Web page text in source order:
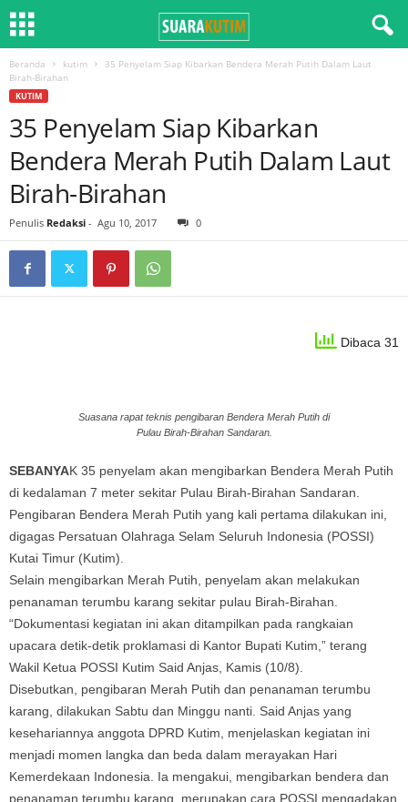
Beranda kutim
35 Penyelam Siap Kibarkan Bendera Merah Putih Dalam Laut
Birah-Birahan
KUTIM
35 Penyelam Siap Kibarkan
Bendera Merah Putih Dalam Laut
Birah-Birahan
Penulis Redaksi - Agu 10, 2017 0
Dibaca 31
Suasana rapat teknis pengibaran Bendera Merah Putih di
Pulau Birah-Birahan Sandaran.
SEBANYAK 35 penyelam akan mengibarkan Bendera Merah Putih
di kedalaman 7 meter sekitar Pulau Birah-Birahan Sandaran.
Pengibaran Bendera Merah Putih yang kali pertama dilakukan ini,
digagas Persatuan Olahraga Selam Seluruh Indonesia (POSSI)
Kutai Timur (Kutim).
Selain mengibarkan Merah Putih, penyelam akan melakukan
penanaman terumbu karang sekitar pulau Birah-Birahan.
“Dokumentasi kegiatan ini akan ditampilkan pada rangkaian
upacara detik-detik proklamasi di Kantor Bupati Kutim,” terang
Wakil Ketua POSSI Kutim Said Anjas, Kamis (10/8).
Disebutkan, pengibaran Merah Putih dan penanaman terumbu
karang, dilakukan Sabtu dan Minggu nanti. Said Anjas yang
kesehariannya anggota DPRD Kutim, menjelaskan kegiatan ini
menjadi momen langka dan beda dalam merayakan Hari
Kemerdekaan Indonesia. Ia mengakui, mengibarkan bendera dan
penanaman terumbu karang, merupakan cara POSSI mengadakan